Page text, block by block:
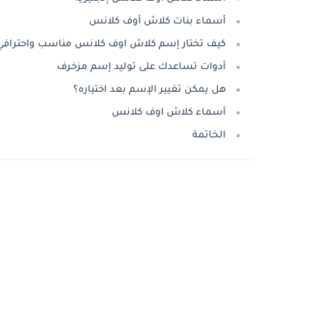
أسماء بنات كلاش أوف كلانس
كيف تختار إسم كلاش اوف كلانس مناسب
أدوات تساعدك على توليد إسم مزخرف
هل يمكن تغيير الإسم بعد اختياره؟
أسماء كلاش اوف كلانس
الخاتمة